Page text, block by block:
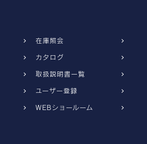
在庫照会
カタログ
取扱説明書一覧
ユーザー登録
WEBショールーム